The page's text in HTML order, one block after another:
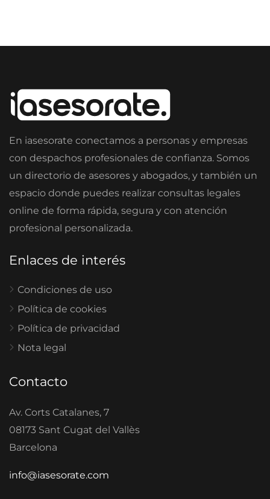
En iasesorate conectamos a personas y empresas
con despachos profesionales de confianza. Somos
un directorio de asesores y abogados, y también un
espacio donde puedes realizar consultas legales
online de forma rápida, segura y con atención
profesional personalizada.
Enlaces de interés
Condiciones de uso
Política de cookies
Política de privacidad
Nota legal
Contacto
Av. Corts Catalanes, 7
08173 Sant Cugat del Vallès
Barcelona
info@iasesorate.com